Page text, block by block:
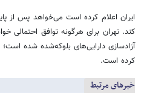
ایران اعلام کرده است می‌خواهد پس از
کند. تهران برای هرگونه توافق احتمالی
آزادسازی دارایی‌های بلوکه‌شده شده است؛
کرده است.
خبرهای مرتبط